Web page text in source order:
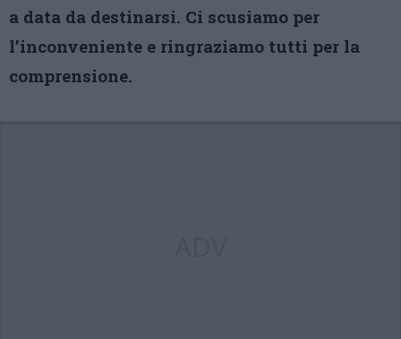
a data da destinarsi. Ci scusiamo per
l’inconveniente e ringraziamo tutti per la
comprensione.